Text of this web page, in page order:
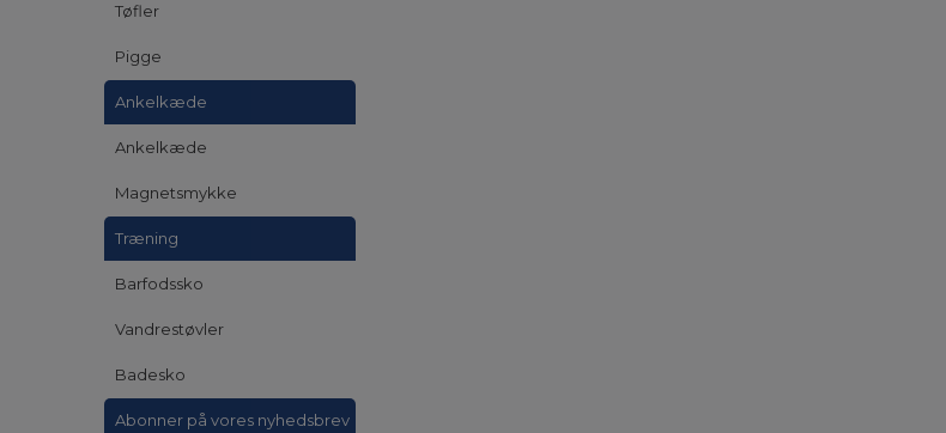
Tøfler
Pigge
Ankelkæde
Ankelkæde
Magnetsmykke
Træning
Barfodssko
Vandrestøvler
Badesko
Abonner på vores nyhedsbrev